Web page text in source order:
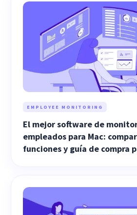
EMPLOYEE MONITORING
El mejor software de
empleados para Mac:
funciones y guía de compra